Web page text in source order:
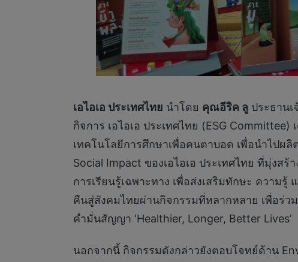
เอไอเอ ประเทศไทย นำโดย คุณอีริค ลู ประธาน
กิจการ เอไอเอ ประเทศไทย (ESG
เทคโนโลยีการศึกษาเพื่อคนตาบอด เพื่อนำไปผ
Social Impact ของเอไอเอ ประเทศไทย ที่มุ่งส
การเรียนรู้เฉพาะทาง เพื่อส่งเสริมทักษะ ความ
คืนสู่สังคมไทยผ่านกิจกรรมที่หลากหลาย เพื่อร่
คำมั่นสัญญา ‘Healthier, Longer, Better Lives’
นอกจากนี้ กิจกรรมดังกล่าวยังตอบโจทย์ด้าน